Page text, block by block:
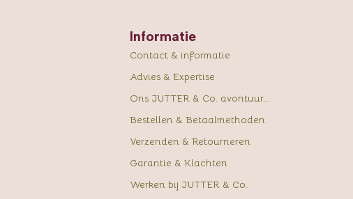
Informatie
Contact & informatie
Advies & Expertise
Ons JUTTER & Co. avontuur...
Bestellen & Betaalmethoden
Verzenden & Retourneren
Garantie & Klachten
Werken bij JUTTER & Co.